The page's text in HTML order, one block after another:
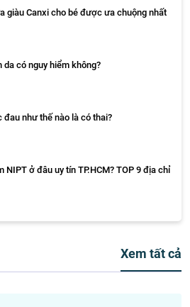
giàu Canxi cho bé được ưa chuộng nhất
có nguy hiểm không?
đau như thế nào là có thai?
NIPT ở đâu uy tín TP.HCM? TOP 9 địa chỉ
Xem tất cả